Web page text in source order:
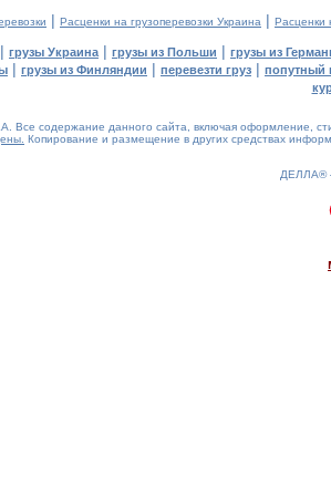
| Расценки на грузоперевозки Украина | Расценки
| грузы Украина | грузы из Польши | грузы из
| грузы из Финляндии | перевезти груз | попутный
Все содержание данного сайта, включая оформление,
Копирование и размещение в других средствах